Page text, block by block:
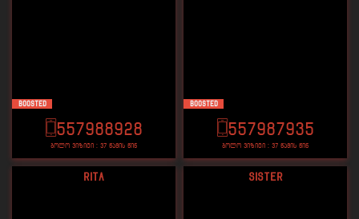
Boosted
557988928
ბოლო ვიზიტი : 37 წამის წინ
Boosted
557987935
ბოლო ვიზიტი : 37 წამის წინ
Rita Sister